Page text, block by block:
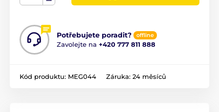
Potřebujete poradit? offline
Zavolejte na +420 777 811 888
Kód produktu: MEG044 Záruka: 24 měsíců